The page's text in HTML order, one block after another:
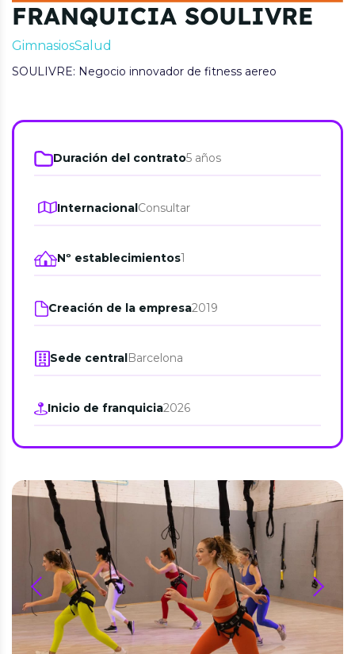
FRANQUICIA SOULIVRE
GimnasiosSalud
SOULIVRE: Negocio innovador de fitness aereo
Duración del contrato5 años
InternacionalConsultar
Nº establecimientos1
Creación de la empresa2019
Sede centralBarcelona
Inicio de franquicia2026
prev next